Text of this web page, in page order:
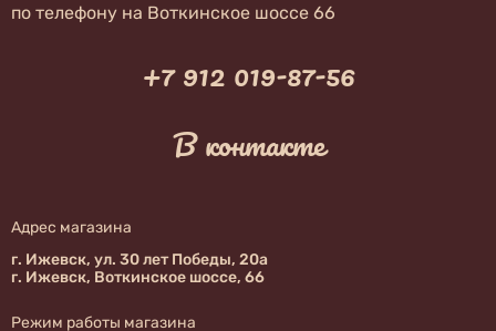
по телефону на Воткинское шоссе 66
+7 912 019-87-56
В контакте
Адрес магазина
г. Ижевск, ул. 30 лет Победы, 20а
г. Ижевск, Воткинское шоссе, 66
Режим работы магазина